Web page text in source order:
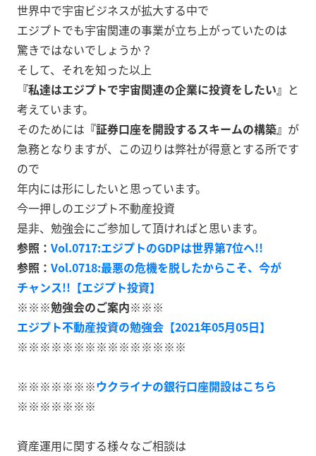
世界中で宇宙ビジネスが拡大する中で
エジプトでも宇宙関連の事業が立ち上がっていたのは
驚きではないでしょうか？
そして、それを知った以上
『私達はエジプトで宇宙関連の企業に投資をしたい』 と
考えています。
そのためには 『証券口座を開設するスキームの構築』 が
急務となりますが、この辺りは弊社が得意とする所です
ので
年内には形にしたいと思っています。
今一押しのエジプト不動産投資
是非、勉強会にご参加して頂ければと思います。
参照： Vol.0717:エジプトのGDPは世界第7位へ!!
参照： Vol.0718:最悪の危機を脱したからこそ、今が
チャンス!!【エジプト投資】
※※※勉強会のご案内※※※
エジプト不動産投資の勉強会【2021年05月05日】
※※※※※※※※※※※※※※※
※※※※※※※ウクライナの銀行口座開設はこちら
※※※※※※※
資産運用に関する様々なご相談は